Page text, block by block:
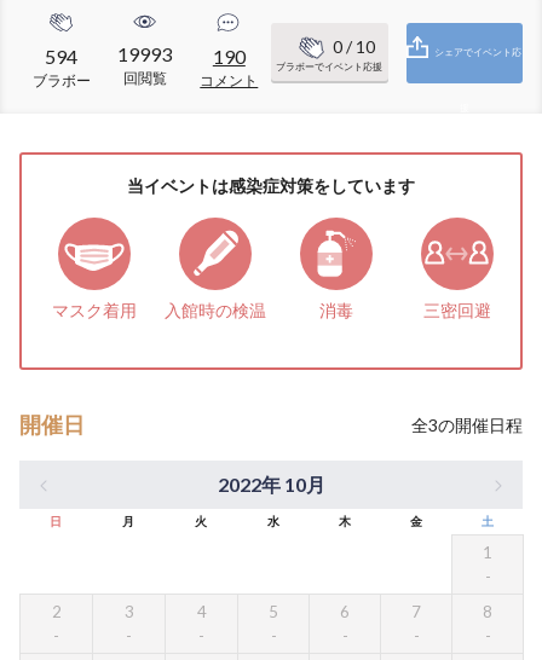
594
ブラボー
19993
回閲覧
190
コメント
0/ 10
ブラボーでイベント応援
シェアでイベント応
当イベントは感染症対策をしています
マスク着用 入館時の検温 消毒 三密回避
開催日 全3の開催日程
2022年 10月
日 月 火 水 木 金 土
1
2 3 4 5 6 7 8